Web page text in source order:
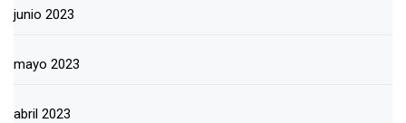
junio 2023
mayo 2023
abril 2023